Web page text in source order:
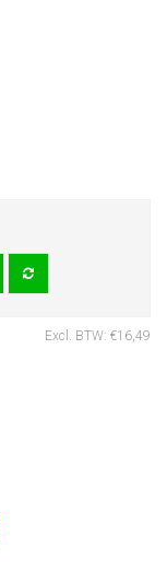
Excl. BTW: €16,49